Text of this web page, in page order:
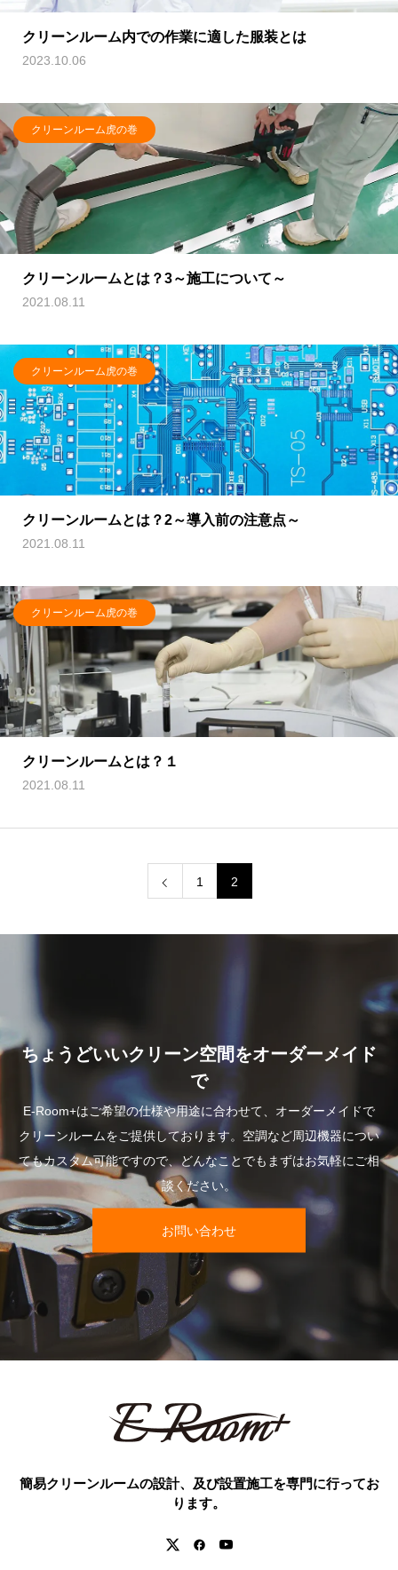
クリーンルーム内での作業に適した服装とは
2023.10.06
クリーンルーム虎の巻
クリーンルームとは？3～施工について～
2021.08.11
クリーンルーム虎の巻
クリーンルームとは？2～導入前の注意点～
2021.08.11
クリーンルーム虎の巻
クリーンルームとは？１
2021.08.11
1 2
ちょうどいいクリーン空間をオーダーメイド
で
E-Room+はご希望の仕様や用途に合わせて、オーダーメイドで
クリーンルームをご提供しております。空調など周辺機器につい
てもカスタム可能ですので、どんなことでもまずはお気軽にご相
談ください。
お問い合わせ
簡易クリーンルームの設計、及び設置施工を専門に行ってお
ります。